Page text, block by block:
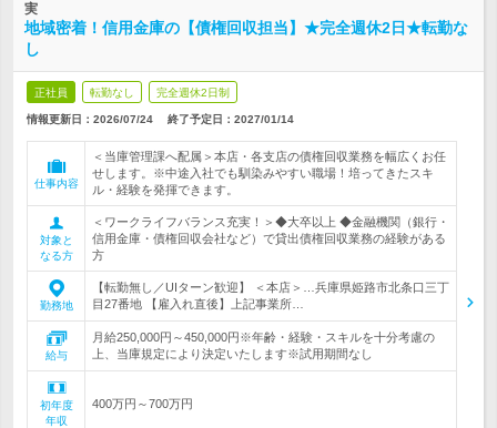
実
地域密着！信用金庫の【債権回収担当】★完全週休2日★転勤な
し
正社員 転勤なし 完全週休2日制
情報更新日：2026/07/24 終了予定日： 2027/01/14
仕事内容
＜当庫管理課へ配属＞本店・各支店の債権回収業務を幅広くお任
せします。※中途入社でも馴染みやすい職場！培ってきたスキ
ル・経験を発揮できます。
対象と
なる方
＜ワークライフバランス充実！＞◆大卒以上 ◆金融機関（銀行・
信用金庫・債権回収会社など）で貸出債権回収業務の経験がある
方
勤務地
【転勤無し／UIターン歓迎】 ＜本店＞…兵庫県姫路市北条口三丁
目27番地 【雇入れ直後】上記事業所…
給与
月給250,000円～450,000円※年齢・経験・スキルを十分考慮の
上、当庫規定により決定いたします※試用期間なし
初年度
年収
400万円～700万円